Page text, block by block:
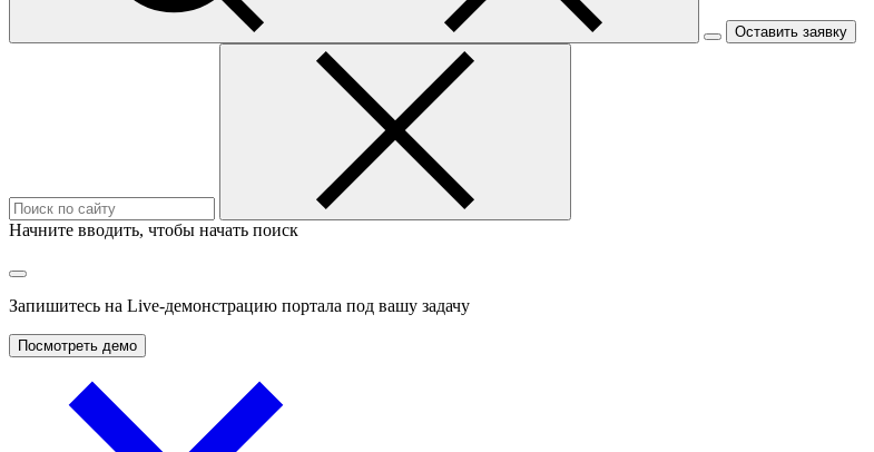
Оставить заявку
Начните вводить, чтобы начать поиск
Запишитесь на Live-демонстрацию портала под вашу задачу
Посмотреть демо